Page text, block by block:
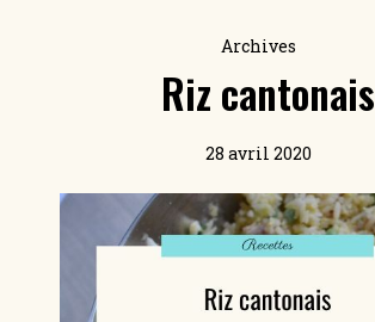
Archives
Riz cantonais
28 avril 2020